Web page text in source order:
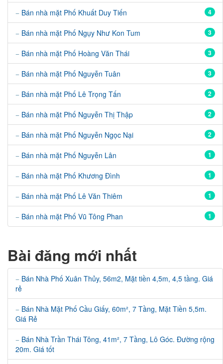
4
Bán nhà mặt Phố Khuất Duy Tiến
3
Bán nhà mặt Phố Ngụy Như Kon Tum
3
Bán nhà mặt Phố Hoàng Văn Thái
3
Bán nhà mặt Phố Nguyễn Tuân
2
Bán nhà mặt Phố Lê Trọng Tấn
2
Bán nhà mặt Phố Nguyễn Thị Thập
2
Bán nhà mặt Phố Nguyễn Ngọc Nại
1
Bán nhà mặt Phố Nguyễn Lân
1
Bán nhà mặt Phố Khương Đình
1
Bán nhà mặt Phố Lê Văn Thiêm
1
Bán nhà mặt Phố Vũ Tông Phan
Bài đăng mới nhất
Bán Nhà Phố Xuân Thủy, 56m2, Mặt tiền 4,5m, 4,5 tầng. Giá
rẻ
Bán Nhà Mặt Phố Cầu Giấy, 60m², 7 Tầng, Mặt Tiền 5,5m.
Giá Rẻ
Bán Nhà Trần Thái Tông, 41m², 7 Tầng, Lô Góc. Đường rộng
20m. Giá tốt